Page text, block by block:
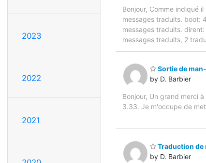
2023
2022
2021
Bonjour, Comme indiqué
messages traduits. boot:
messages traduits.
messages traduits, 2
Sortie de
by D. Barbier
Bonjour, Un grand merci
3.33. Je m'occupe de
Traduction de
by D. Barbier